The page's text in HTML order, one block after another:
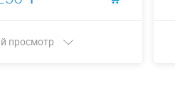
просмотр